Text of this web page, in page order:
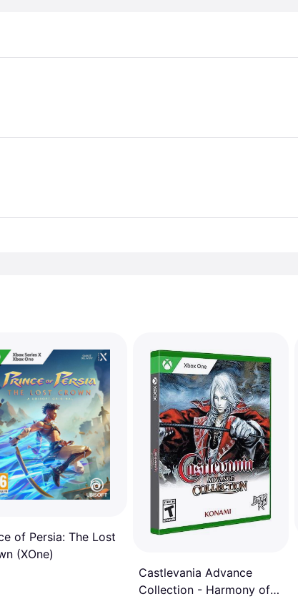
of Persia: The Lost
(XOne)
Castlevania Advance
Collection - Harmony of